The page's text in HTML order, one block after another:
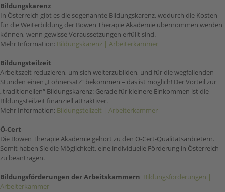
Bildungskarenz
In Österreich gibt es die sogenannte Bildungskarenz, wodurch die Kosten
für die Weiterbildung der Bowen Therapie Akademie übernommen werden
können, wenn gewisse Voraussetzungen erfüllt sind.
Mehr Information: Bildungskarenz | Arbeiterkammer
Bildungsteilzeit
Arbeitszeit reduzieren, um sich weiterzubilden, und für die wegfallenden
Stunden einen „Lohnersatz“ bekommen – das ist möglich! Der Vorteil zur
„traditionellen“ Bildungskarenz: Gerade für kleinere Einkommen ist die
Bildungsteilzeit finanziell attraktiver.
Mehr Information: Bildungsteilzeit | Arbeiterkammer
Ö-Cert
Die Bowen Therapie Akademie gehört zu den Ö-Cert-Qualitätsanbietern.
Somit haben Sie die Möglichkeit, eine individuelle Förderung in Österreich
zu beantragen.
Bildungsförderungen der Arbeitskammern Bildungsförderungen |
Arbeiterkammer